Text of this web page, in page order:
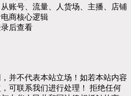
账号、流量、人货场、主播、店铺
商核心逻辑
后查看
并不代表本站立场！如若本站内容
可联系我们进行处理！ 拒绝任何